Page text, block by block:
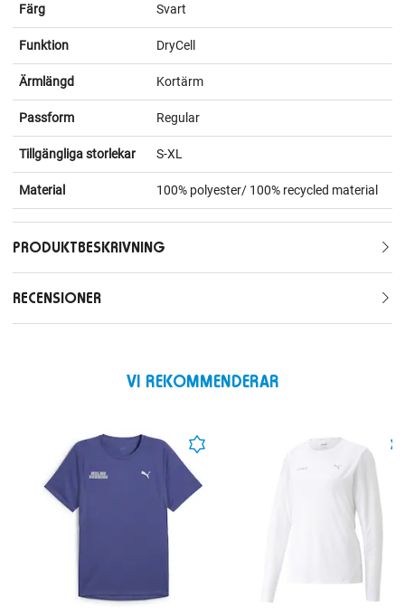
Färg Svart
Funktion DryCell
Ärmlängd Kortärm
Passform Regular
Tillgängliga storlekar S-XL
Material 100% polyester/ 100% recycled material
PRODUKTBESKRIVNING
RECENSIONER
VI REKOMMENDERAR